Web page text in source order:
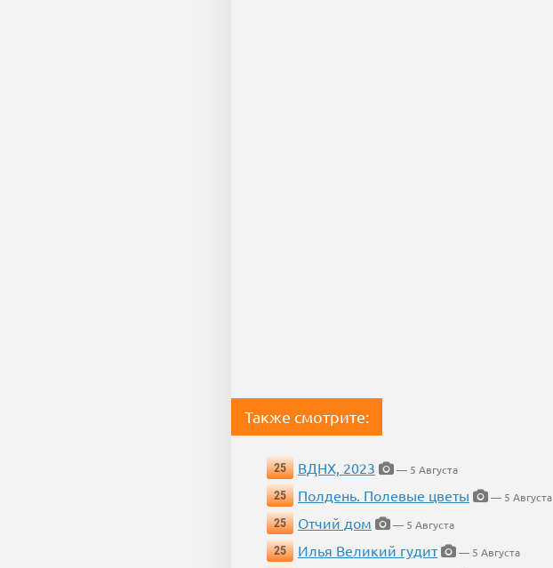
Также смотрите:
25 ВДНХ, 2023
— 5 Августа
25
Полдень. Полевые цветы
— 5 Августа
25
Отчий дом
— 5 Августа
25
Илья Великий гудит
— 5 Августа